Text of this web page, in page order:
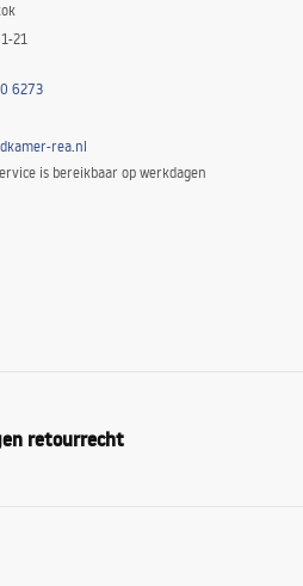
21
6273
rea.nl
is bereikbaar op werkdagen
retourrecht